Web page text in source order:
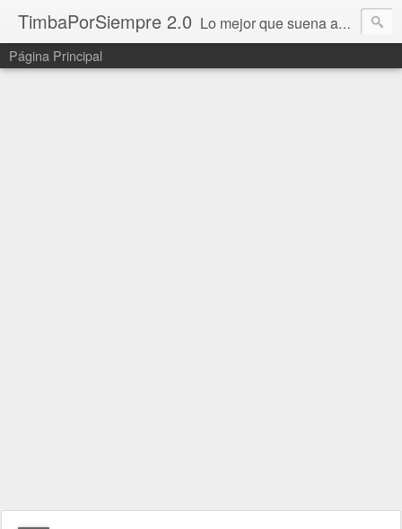
TimbaPorSiempre 2.0 Lo mejor que suena ahora!!!
Página Principal